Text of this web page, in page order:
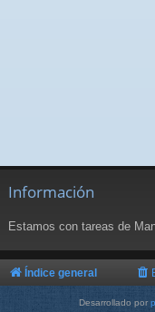
Información
Estamos con tareas de
Índice general
Desarrollado por